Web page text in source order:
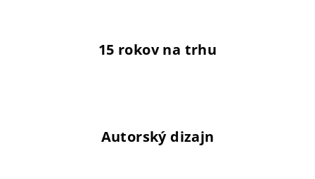
15 rokov na trhu
Autorský dizajn